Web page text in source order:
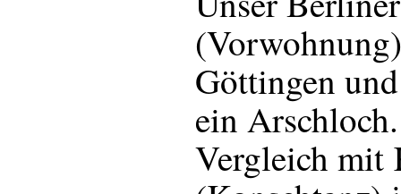
Göttingen
ein
Vergleich mit